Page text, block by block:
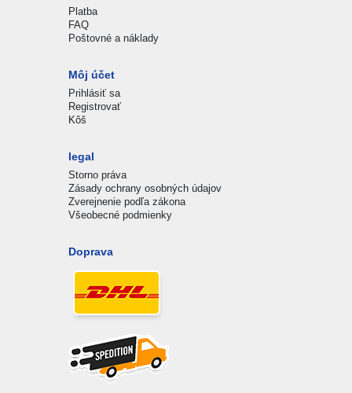
Platba
FAQ
Poštovné a náklady
Môj účet
Prihlásiť sa
Registrovať
Kôš
legal
Storno práva
Zásady ochrany osobných údajov
Zverejnenie podľa zákona
Všeobecné podmienky
Doprava